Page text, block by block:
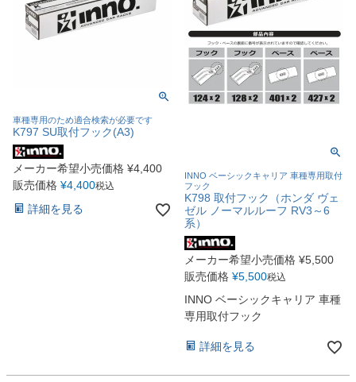
車種専用のため適合検索が必要です
K797 SU取付フック(A3)
メーカー希望小売価格 ¥4,400
販売価格 ¥4,400税込
詳細を見る
INNO ベーシックキャリア 車種専用取付
フック
K798 取付フック（ホンダ ヴェ
ゼル ノーマルルーフ RV3～6
系）
メーカー希望小売価格 ¥5,500
販売価格 ¥5,500税込
INNO ベーシックキャリア 車種
専用取付フック
詳細を見る